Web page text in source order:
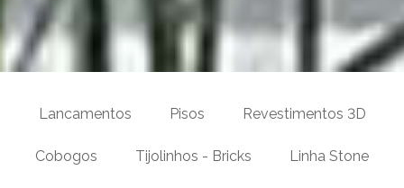
Lancamentos Pisos Revestimentos 3D
Cobogos Tijolinhos - Bricks Linha Stone